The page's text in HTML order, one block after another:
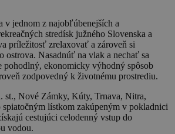
v jednom z najobľúbenejších a
stredísk južného Slovenska a
príležitosť zrelaxovať a zároveň si
ostrova. Nasadnúť na vlak a nechať sa
pohodlný, ekonomicky výhodný spôsob
zodpovedný k životnému prostrediu.
st., Nové Zámky, Kúty, Trnava, Nitra,
lístkom zakúpeným v pokladnici
cestujúci celodenný vstup do
vodou.